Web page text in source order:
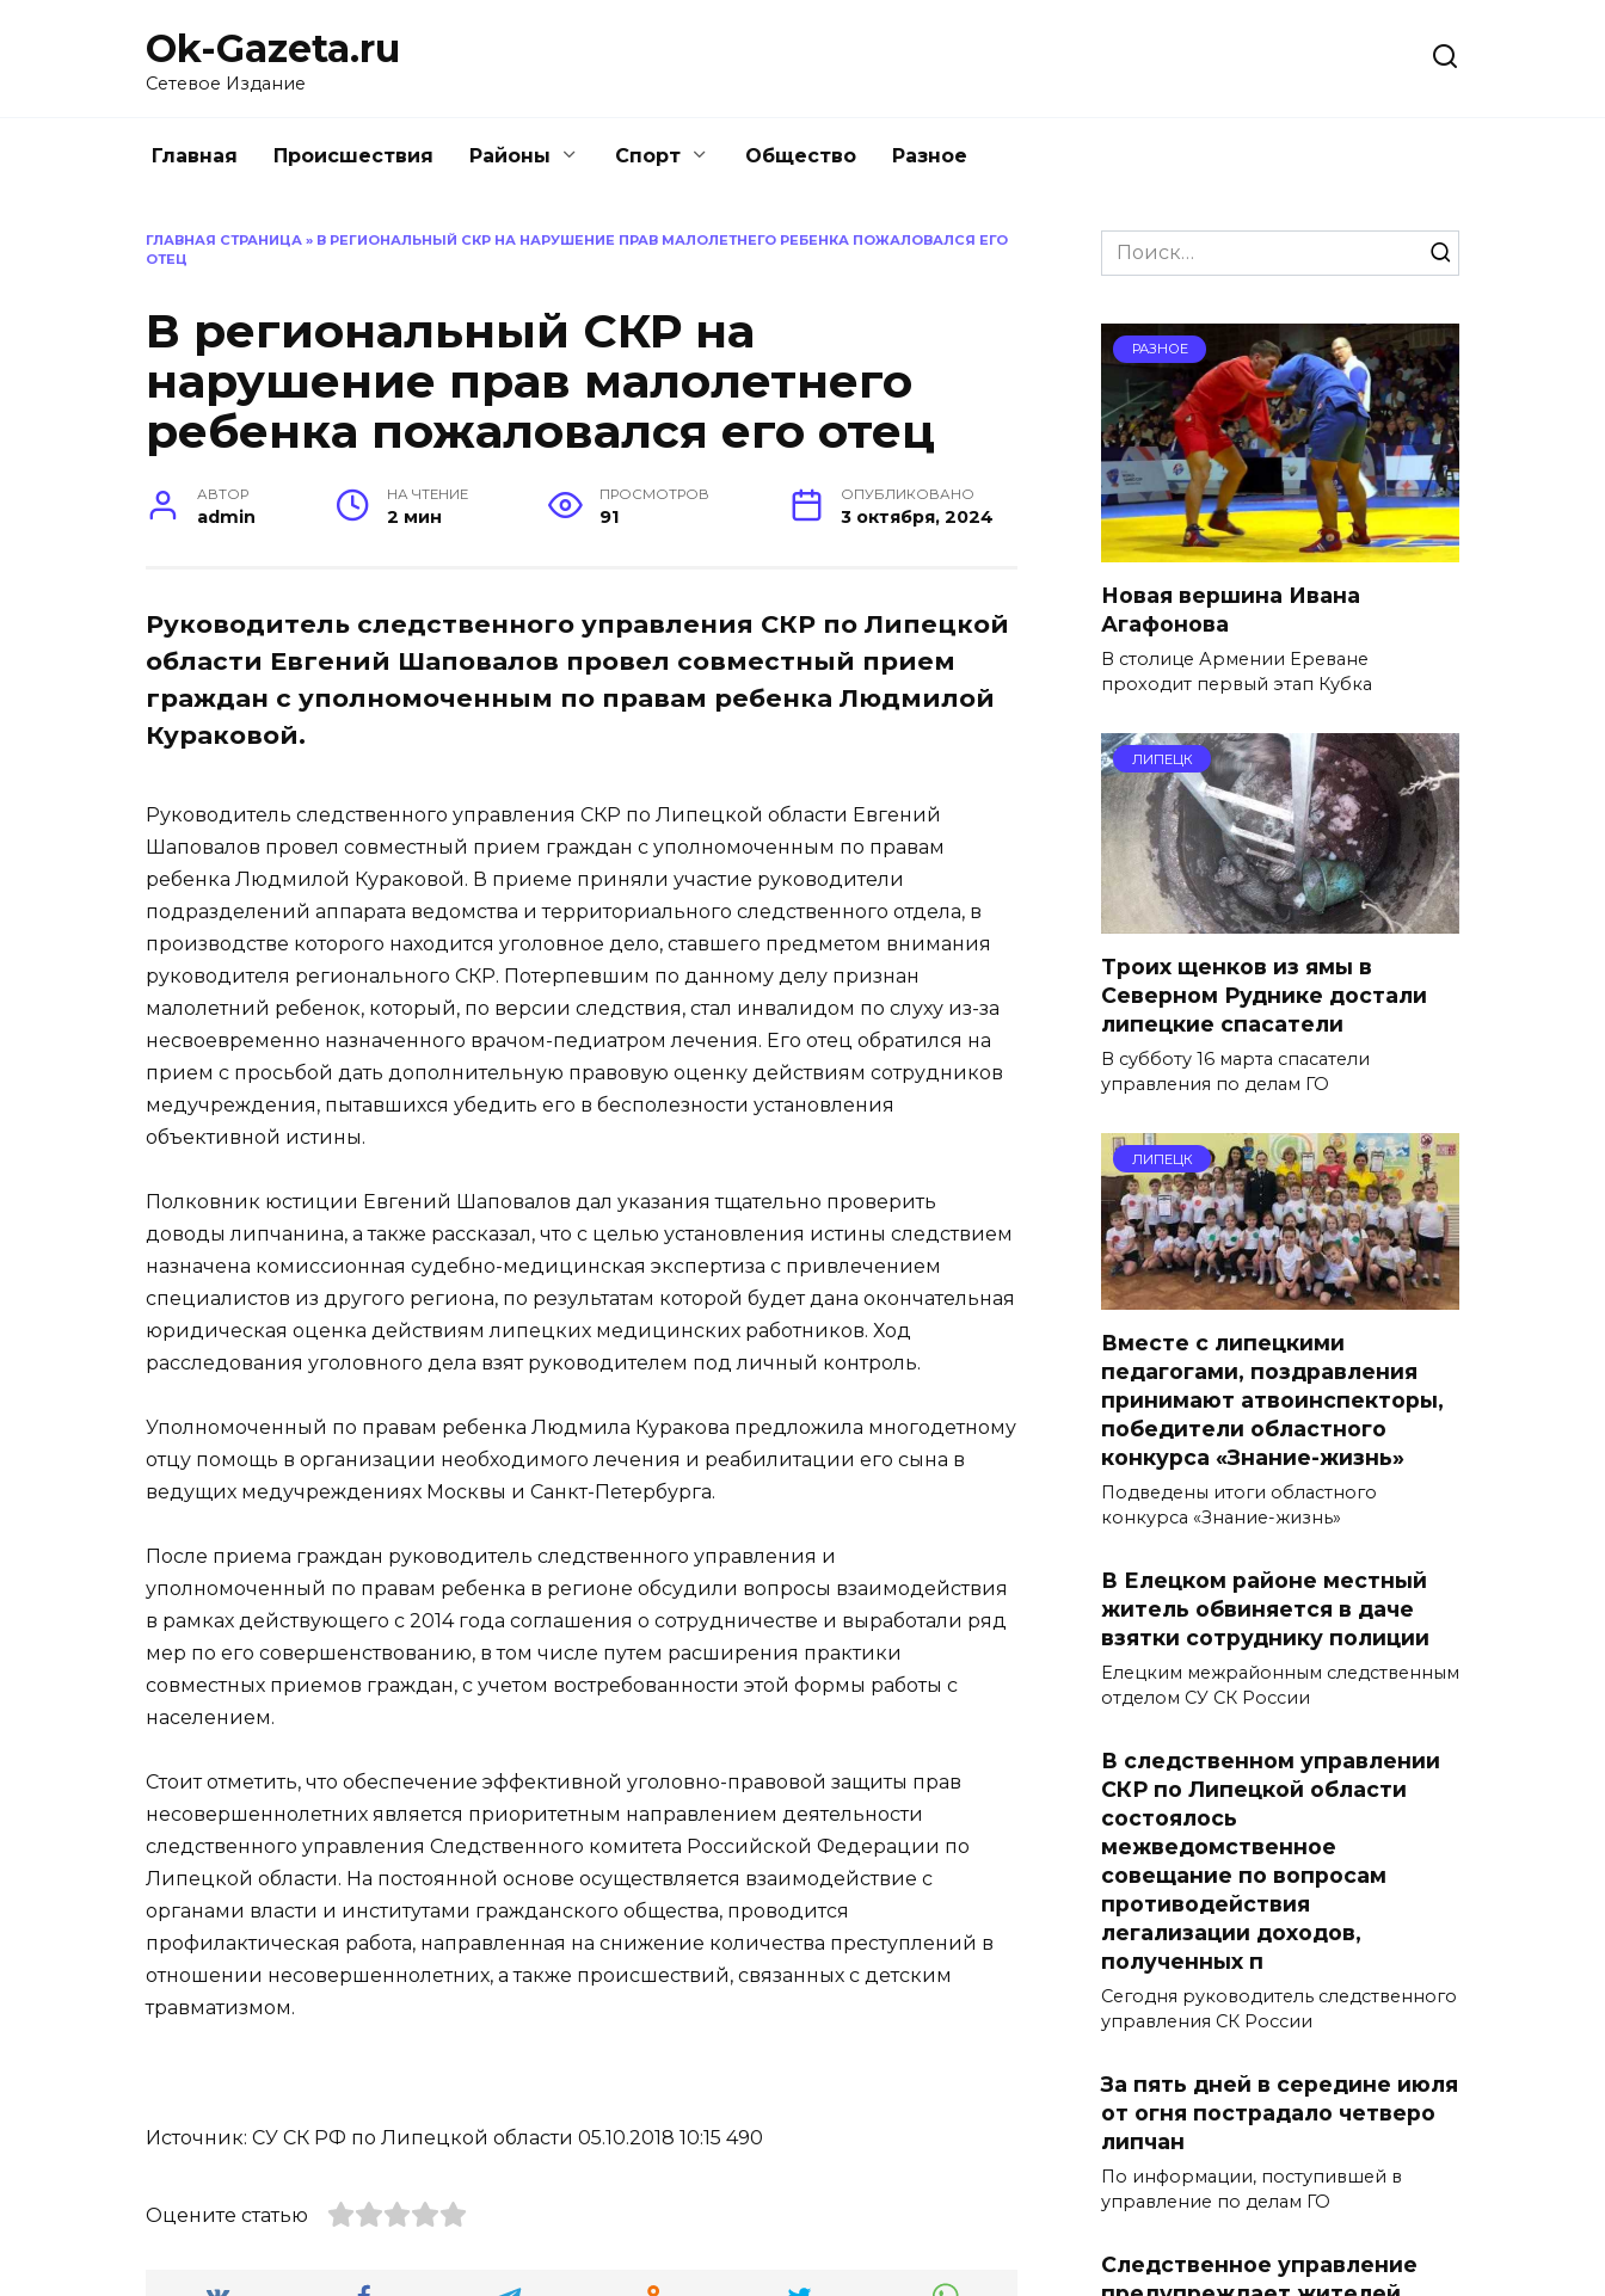
Ok-Gazeta.ru
Сетевое Издание
Главная Происшествия Районы Спорт Общество Разное
ГЛАВНАЯ СТРАНИЦА » В РЕГИОНАЛЬНЫЙ СКР НА НАРУШЕНИЕ ПРАВ МАЛОЛЕТНЕГО РЕБЕНКА ПОЖАЛОВАЛСЯ ЕГО
ОТЕЦ
В региональный СКР на
нарушение прав малолетнего
ребенка пожаловался его отец
АВТОР
admin
НА ЧТЕНИЕ
2 мин
ПРОСМОТРОВ
91
ОПУБЛИКОВАНО
3 октября, 2024
Руководитель следственного управления СКР по Липецкой
области Евгений Шаповалов провел совместный прием
граждан с уполномоченным по правам ребенка Людмилой
Кураковой.
Руководитель следственного управления СКР по Липецкой области Евгений
Шаповалов провел совместный прием граждан с уполномоченным по правам
ребенка Людмилой Кураковой. В приеме приняли участие руководители
подразделений аппарата ведомства и территориального следственного отдела, в
производстве которого находится уголовное дело, ставшего предметом внимания
руководителя регионального СКР. Потерпевшим по данному делу признан
малолетний ребенок, который, по версии следствия, стал инвалидом по слуху из-за
несвоевременно назначенного врачом-педиатром лечения. Его отец обратился на
прием с просьбой дать дополнительную правовую оценку действиям сотрудников
медучреждения, пытавшихся убедить его в бесполезности установления
объективной истины.
Полковник юстиции Евгений Шаповалов дал указания тщательно проверить
доводы липчанина, а также рассказал, что с целью установления истины следствием
назначена комиссионная судебно-медицинская экспертиза с привлечением
специалистов из другого региона, по результатам которой будет дана окончательная
юридическая оценка действиям липецких медицинских работников. Ход
расследования уголовного дела взят руководителем под личный контроль.
Уполномоченный по правам ребенка Людмила Куракова предложила многодетному
отцу помощь в организации необходимого лечения и реабилитации его сына в
ведущих медучреждениях Москвы и Санкт-Петербурга.
После приема граждан руководитель следственного управления и
уполномоченный по правам ребенка в регионе обсудили вопросы взаимодействия
в рамках действующего с 2014 года соглашения о сотрудничестве и выработали ряд
мер по его совершенствованию, в том числе путем расширения практики
совместных приемов граждан, с учетом востребованности этой формы работы с
населением.
Стоит отметить, что обеспечение эффективной уголовно-правовой защиты прав
несовершеннолетних является приоритетным направлением деятельности
следственного управления Следственного комитета Российской Федерации по
Липецкой области. На постоянной основе осуществляется взаимодействие с
органами власти и институтами гражданского общества, проводится
профилактическая работа, направленная на снижение количества преступлений в
отношении несовершеннолетних, а также происшествий, связанных с детским
травматизмом.
Источник: СУ СК РФ по Липецкой области 05.10.2018 10:15 490
Оцените статью
Search
for:
РАЗНОЕ
Новая вершина Ивана
Агафонова
В столице Армении Ереване
проходит первый этап Кубка
ЛИПЕЦК
Троих щенков из ямы в
Северном Руднике достали
липецкие спасатели
В субботу 16 марта спасатели
управления по делам ГО
ЛИПЕЦК
Вместе с липецкими
педагогами, поздравления
принимают атвоинспекторы,
победители областного
конкурса «Знание-жизнь»
Подведены итоги областного
конкурса «Знание-жизнь»
В Елецком районе местный
житель обвиняется в даче
взятки сотруднику полиции
Елецким межрайонным следственным
отделом СУ СК России
В следственном управлении
СКР по Липецкой области
состоялось
межведомственное
совещание по вопросам
противодействия
легализации доходов,
полученных п
Сегодня руководитель следственного
управления СК России
За пять дней в середине июля
от огня пострадало четверо
липчан
По информации, поступившей в
управление по делам ГО
Следственное управление